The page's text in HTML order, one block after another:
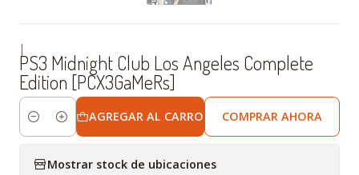
|
PS3 Midnight Club Los Angeles Complete
Edition [PCX3GaMeRs]
Cantidad
AGREGAR AL CARRO COMPRAR AHORA
Mostrar stock de ubicaciones